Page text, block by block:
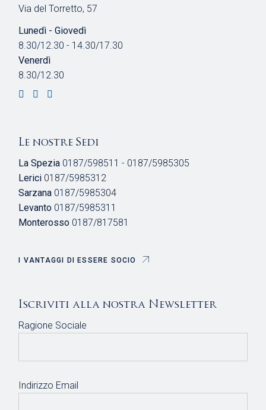
Via del Torretto, 57
Lunedì - Giovedì
8.30/12.30 - 14.30/17.30
Venerdì
8.30/12.30
Le nostre Sedi
La Spezia 0187/598511 - 0187/5985305
Lerici 0187/5985312
Sarzana 0187/5985304
Levanto 0187/5985311
Monterosso 0187/817581
I VANTAGGI DI ESSERE SOCIO
Iscriviti alla nostra Newsletter
Ragione Sociale
Indirizzo Email